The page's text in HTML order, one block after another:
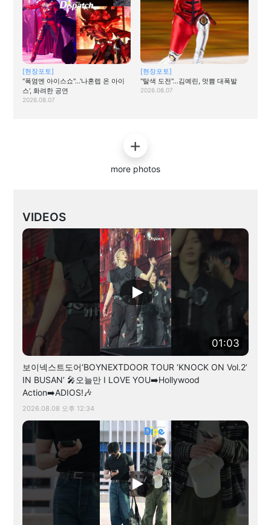
[현장포토]
"폭염엔 아이스쇼"…'나혼렙 온 아이
스', 화려한 공연
2026.08.07
[현장포토]
"탈색 도전"…김예린, 멋쁨 대폭발
2026.08.07
more photos
VIDEOS
01:03
보이넥스트도어‘BOYNEXTDOOR TOUR ‘KNOCK ON Vol.2’
IN BUSAN’ 🎤오늘만 I LOVE YOU➡️Hollywood
Action➡️ADIOS!🎶
2026.08.08 오후 12:34